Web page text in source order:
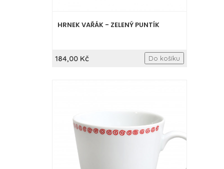
HRNEK VAŘÁK - ZELENÝ PUNTÍK
184,00 Kč Do košíku